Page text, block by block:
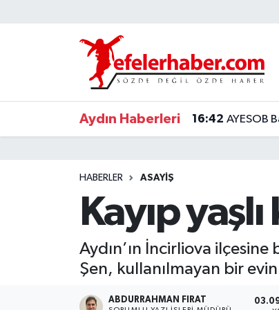
Aydın Haberleri 16:42 AYESOB
HABERLER ASAYİŞ
Kayıp
Aydın’ın İncirliova
Şen, kullanılmayan bir
ABDURRAHMAN FIRAT
Nöbetçi Eczaneler
Hava Durumu
Aydin Namaz Vakitleri
Tüm Manşetler
Son Dakika Haberleri
Haber Arşivi